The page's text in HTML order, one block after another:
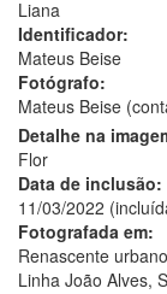
Liana
Identificador:
Mateus Beise
Fotógrafo:
Mateus Beise
Detalhe na
Flor
Data de inclusão:
11/03/2022
Fotografada em:
Renascente
Linha João Alves,